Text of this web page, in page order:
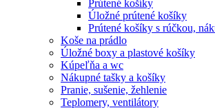
Prútené košíky
Úložné prútené košíky
Prútené košíky s rúčkou,
Koše na prádlo
Úložné boxy a plastové košíky
Kúpeľňa a wc
Nákupné tašky a košíky
Pranie, sušenie, žehlenie
Teplomery, ventilátory